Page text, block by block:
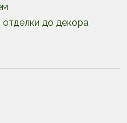
отделки до декора